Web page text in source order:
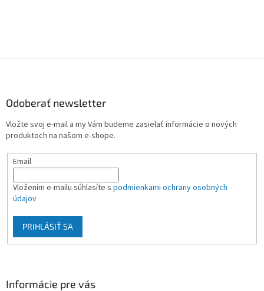
Odoberať newsletter
Vložte svoj e-mail a my Vám budeme zasielať informácie o nových
produktoch na našom e-shope.
Email
Vložením e-mailu súhlasíte s podmienkami ochrany osobných
údajov
PRIHLÁSIŤ SA
Informácie pre vás